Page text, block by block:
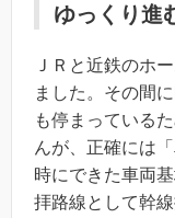
ゆっくり進
ＪＲと近鉄のホ
ました。その間
も停まっている
んが、正確には
時にできた車両
拝路線として幹